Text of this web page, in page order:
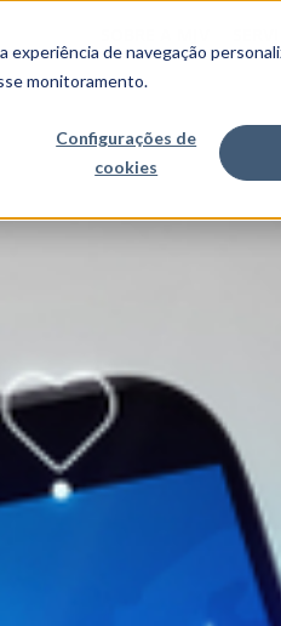
de navegação
monitoramento.
Configurações de
cookies